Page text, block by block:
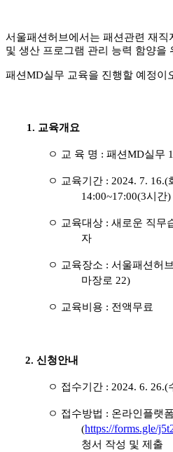
서울패션허브에서는 패션관련 재직
및 생산 프로그램 관리 능력 함양을
패션MD실무 교육을 진행할 예정이
1. 교육개요
ㅇ 교 육 명 :패션MD실무 1
ㅇ 교육기간 :2024. 7. 16.(
14:00~17:00(3시간)
ㅇ 교육대상 :새로운 직무
자
ㅇ 교육장소 :서울패션허
마장로22)
ㅇ 교육비용 : 전액무료
2. 신청안내
ㅇ 접수기간 :2024. 6. 26.(
ㅇ 접수방법 : 온라인플랫폼
(https://forms.gle/
청서 작성 및 제출